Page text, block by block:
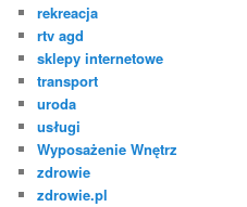
rekreacja
rtv agd
sklepy internetowe
transport
uroda
usługi
Wyposażenie Wnętrz
zdrowie
zdrowie.pl